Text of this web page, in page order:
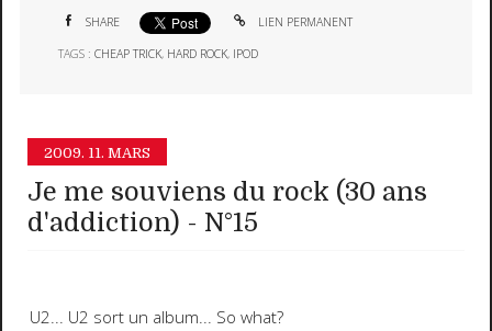
SHARE LIEN PERMANENT
TAGS :CHEAP TRICK, HARD ROCK, IPOD
2009. 11. MARS
Je me souviens du rock (30 ans
d'addiction) - N°15
U2... U2 sort un album... So what?